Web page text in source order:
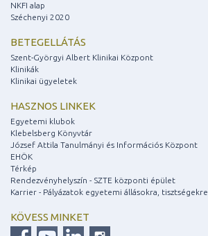
NKFI alap
Széchenyi 2020
BETEGELLÁTÁS
Szent-Györgyi Albert Klinikai Központ
Klinikák
Klinikai ügyeletek
HASZNOS LINKEK
Egyetemi klubok
Klebelsberg Könyvtár
József Attila Tanulmányi és Információs Központ
EHÖK
Térkép
Rendezvényhelyszín - SZTE központi épület
Karrier - Pályázatok egyetemi állásokra, tisztségekre
KÖVESS MINKET